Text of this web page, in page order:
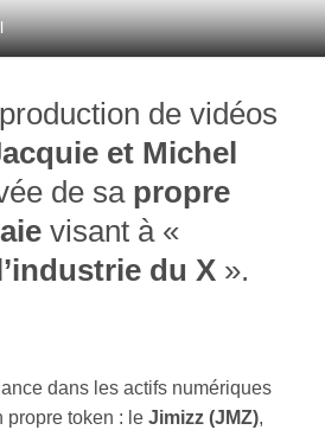
de vidéos
et Michel
de sa propre
visant à «
l’industrie du X ».
dans les actifs numériques
propre token : le Jimizz (JMZ),